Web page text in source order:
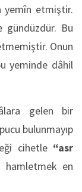
yemîn etmiştir.
gündüzdür. Bu
Onun
yeminde dâhil
gelen bir
bulunmayıp
cihetle “asr
hamletmek en